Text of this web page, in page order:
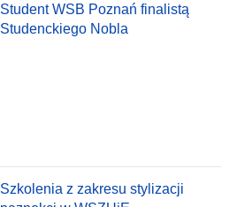
Student WSB Poznań finalistą
Studenckiego Nobla
Szkolenia z zakresu stylizacji